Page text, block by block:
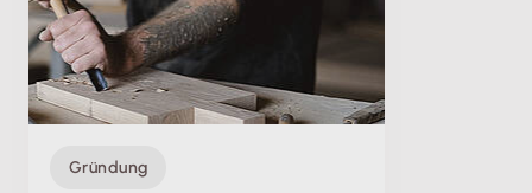
Gründung